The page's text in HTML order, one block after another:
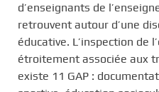
d’enseignants de
retrouvent autour d’une
éducative. L’inspection de
étroitement associée aux
existe 11 GAP :